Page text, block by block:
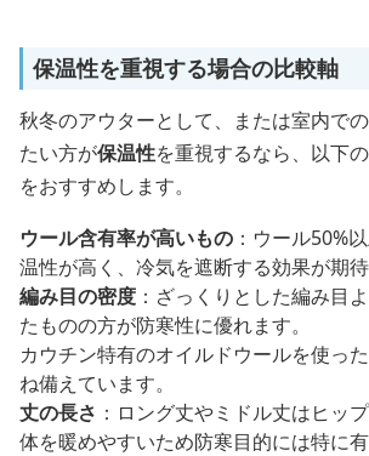
保温性を重視する場合の比較軸
秋冬のアウターとして、または室内で
たい方が保温性を重視するなら、以下
をおすすめします。
ウール含有率が高いもの ：ウール50%
温性が高く、冷気を遮断する効果が期待
編み目の密度 ：ざっくりとした編み目
たものの方が防寒性に優れます。
カウチン特有のオイルドウールを使っ
ね備えています。
丈の長さ ：ロング丈やミドル丈はヒッ
体を暖めやすいため防寒目的には特に有